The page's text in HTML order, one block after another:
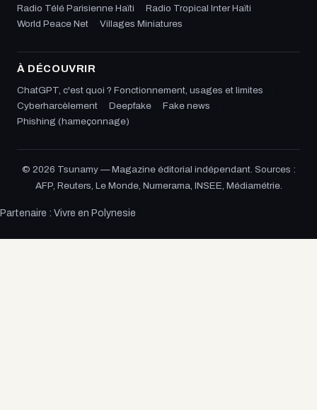
Radio Télé Parisienne Haïti
Radio Tropical Inter Haïti
World Peace Net
Villages Miniatures
À DÉCOUVRIR
ChatGPT, c'est quoi ? Fonctionnement, usages et limites
Cyberharcèlement
Deepfake
Fake news
Phishing (hameçonnage)
© 2026 Tsunamy — Magazine éditorial indépendant. Sources :
AFP, Reuters, Le Monde, Numerama, INSEE, Médiamétrie.
Partenaire : Vivre en Polynesie